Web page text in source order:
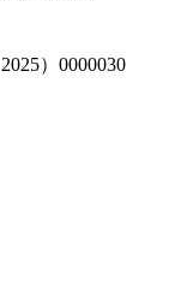
）0000030